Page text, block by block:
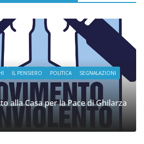
IL PENSIERO POLITICA
SEGNALAZIONI
alla Casa per la Pace di Ghilarza